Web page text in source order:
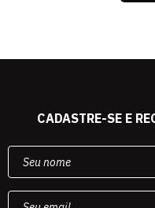
CADASTRE-SE E